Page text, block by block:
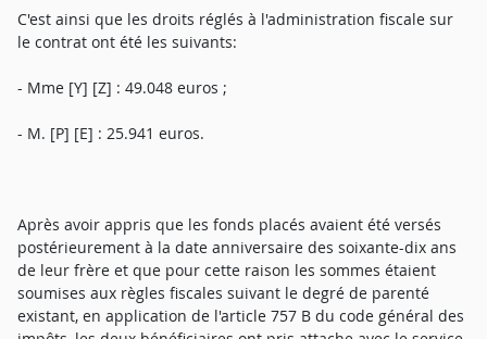
C'est ainsi que les droits réglés à l'administration fiscale sur
le contrat ont été les suivants:
- Mme [Y] [Z] : 49.048 euros ;
- M. [P] [E] : 25.941 euros.
Après avoir appris que les fonds placés avaient été versés
postérieurement à la date anniversaire des soixante-dix ans
de leur frère et que pour cette raison les sommes étaient
soumises aux règles fiscales suivant le degré de parenté
existant, en application de l'article 757 B du code général des